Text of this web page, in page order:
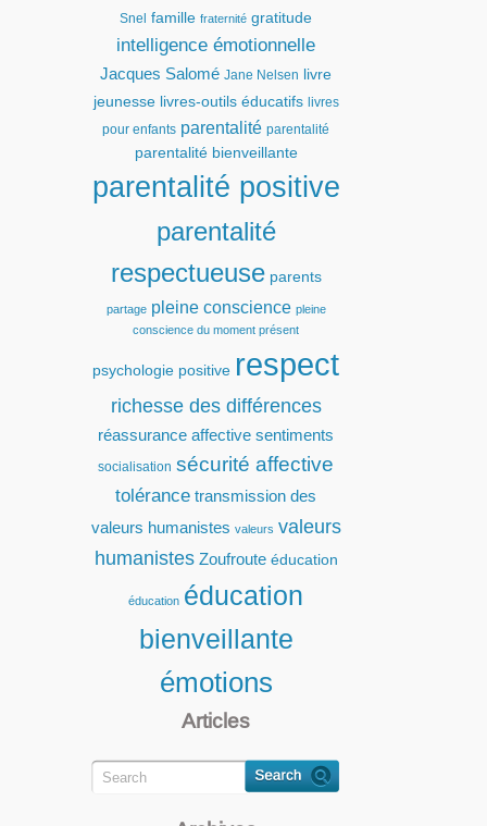
Snel famille fraternité gratitude
intelligence émotionnelle
Jacques Salomé Jane Nelsen
livre
jeunesse livres-outils éducatifs livres
pour enfants parentalité parentalité
parentalité bienveillante
parentalité positive
parentalité
respectueuse parents
partage pleine conscience pleine
conscience du moment présent
psychologie positive respect
richesse des différences
réassurance affective sentiments
socialisation sécurité affective
tolérance transmission des
valeurs humanistes valeurs valeurs
humanistes Zoufroute éducation
éducation éducation
bienveillante
émotions
Articles